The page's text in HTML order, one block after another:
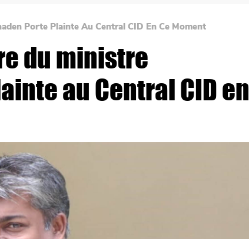
Porte Plainte Au Central CID En Ce Moment
du ministre
au Central CID en